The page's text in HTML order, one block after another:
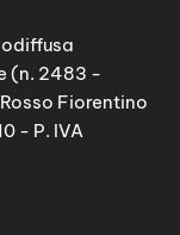
(n. 2483 -
Fiorentino
- P. IVA